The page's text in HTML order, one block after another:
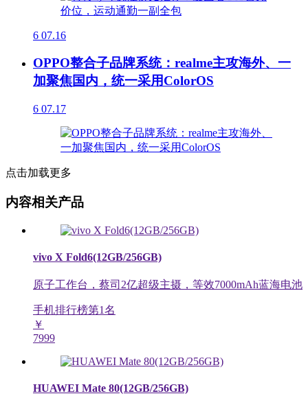
6 07.16
OPPO整合子品牌系统：realme主攻海外、一
加聚焦国内，统一采用ColorOS
6 07.17
点击加载更多
内容相关产品
vivo X Fold6(12GB/256GB)
原子工作台，蔡司2亿超级主摄，等效7000mAh蓝海电池
手机排行榜第1名
￥
7999
HUAWEI Mate 80(12GB/256GB)